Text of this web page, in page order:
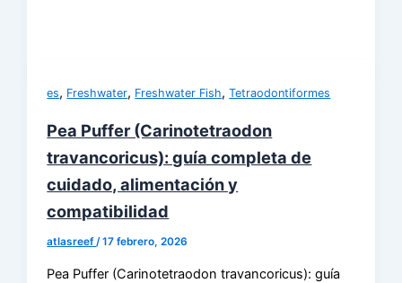
es, Freshwater, Freshwater Fish,Tetraodontiformes
Pea Puffer (Carinotetraodon
travancoricus): guía completa de
cuidado, alimentación y
compatibilidad
atlasreef/17 febrero, 2026
Pea Puffer (Carinotetraodon travancoricus): guía